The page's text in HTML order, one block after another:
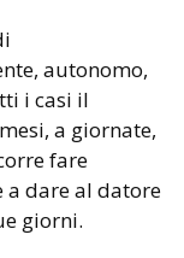
autonomo,
i casi il
a giornate,
fare
a dare al datore
giorni.